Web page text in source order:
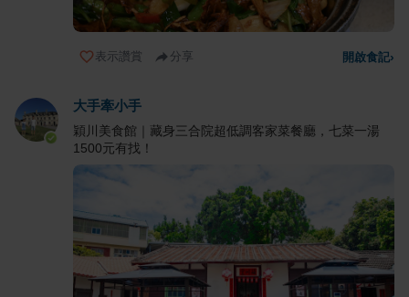
表示讚賞 分享 開啟食記›
大手牽小手
穎川美食館｜藏身三合院超低調客家菜餐廳，七菜一湯
1500元有找！